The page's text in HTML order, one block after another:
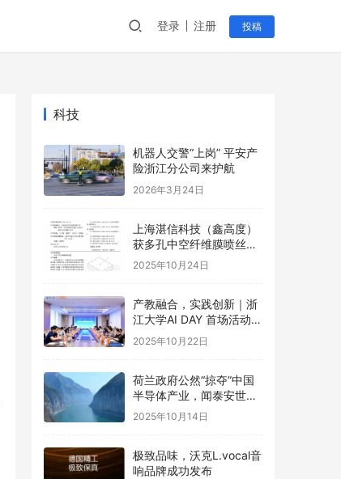
登录 注册 投稿
科技
机器人交警“上岗” 平安产
险浙江分公司来护航
2026年3月24日
上海湛信科技（鑫高度）
获多孔中空纤维膜喷丝装
置等2项专利
2025年10月24日
产教融合，实践创新｜浙
江大学AI DAY 首场活动成
功举办！
2025年10月22日
荷兰政府公然“掠夺”中国
半导体产业，闻泰安世坚
决捍卫
2025年10月14日
极致品味，沃克L.vocal音
响品牌成功发布